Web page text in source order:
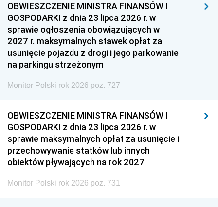
OBWIESZCZENIE MINISTRA FINANSÓW I
GOSPODARKI z dnia 23 lipca 2026 r. w
sprawie ogłoszenia obowiązujących w
2027 r. maksymalnych stawek opłat za
usunięcie pojazdu z drogi i jego parkowanie
na parkingu strzeżonym
Monitor Polski rok 2026 poz. 727
OBWIESZCZENIE MINISTRA FINANSÓW I
GOSPODARKI z dnia 23 lipca 2026 r. w
sprawie maksymalnych opłat za usunięcie i
przechowywanie statków lub innych
obiektów pływających na rok 2027
Monitor Polski rok 2026 poz. 731